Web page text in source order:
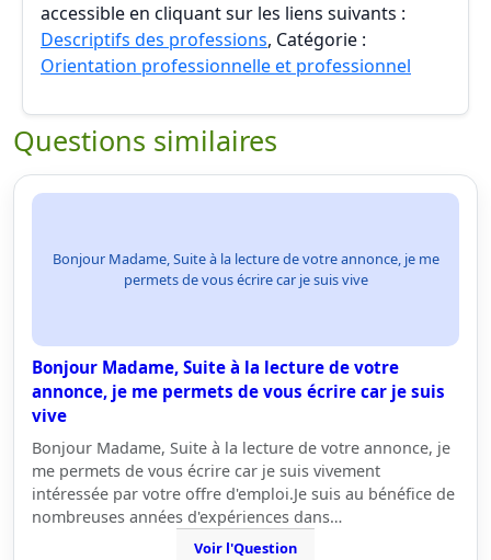
accessible en cliquant sur les liens suivants :
Descriptifs des professions, Catégorie :
Orientation professionnelle et professionnel
Questions similaires
Bonjour Madame, Suite à la lecture de votre annonce, je me
permets de vous écrire car je suis vive
Bonjour Madame, Suite à la lecture de votre
annonce, je me permets de vous écrire car je suis
vive
Bonjour Madame, Suite à la lecture de votre annonce, je
me permets de vous écrire car je suis vivement
intéressée par votre offre d'emploi.Je suis au bénéfice de
nombreuses années d'expériences dans…
Voir l'Question